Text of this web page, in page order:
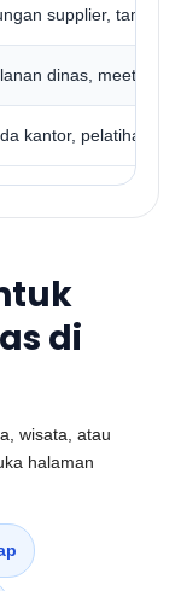
supplier, tamu
dinas, meeting
kantor, pelatihan,
di
wisata, atau
halaman